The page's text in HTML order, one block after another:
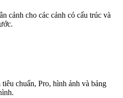
cảnh cho các cảnh có cấu trúc và
chuẩn, Pro, hình ảnh và bảng